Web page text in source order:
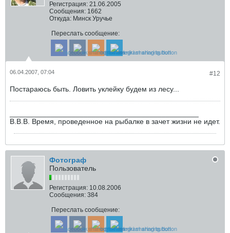
Регистрация: 21.06.2005
Сообщения: 1662
Откуда: Минск Уручье
Переслать сообщение:
#12
06.04.2007, 07:04
Постараюсь быть. Ловить уклейку будем из лесу...
В.В.В. Время, проведенное на рыбалке в зачет жизни не идет.
Фотограф
Пользователь
Регистрация: 10.08.2006
Сообщения: 384
Переслать сообщение: